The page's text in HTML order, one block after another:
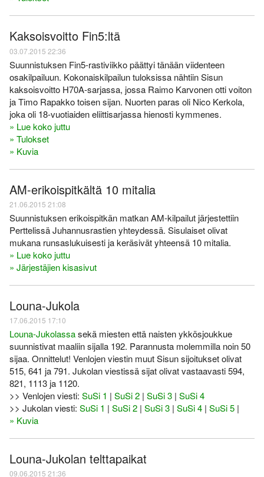
Kaksoisvoitto Fin5:ltä
03.07.2015 22:36
Suunnistuksen Fin5-rastiviikko päättyi tänään viidenteen
osakilpailuun. Kokonaiskilpailun tuloksissa nähtiin Sisun
kaksoisvoitto H70A-sarjassa, jossa Raimo Karvonen otti voiton
ja Timo Rapakko toisen sijan. Nuorten paras oli Nico Kerkola,
joka oli 18-vuotiaiden eliittisarjassa hienosti kymmenes.
» Lue koko juttu
» Tulokset
» Kuvia
AM-erikoispitkältä 10 mitalia
21.06.2015 21:08
Suunnistuksen erikoispitkän matkan AM-kilpailut järjestettiin
Perttelissä Juhannusrastien yhteydessä. Sisulaiset olivat
mukana runsaslukuisesti ja keräsivät yhteensä 10 mitalia.
» Lue koko juttu
» Järjestäjien kisasivut
Louna-Jukola
17.06.2015 17:10
Louna-Jukolassasekä miesten että naisten ykkösjoukkue
suunnistivat maaliin sijalla 192. Parannusta molemmilla noin 50
sijaa. Onnittelut! Venlojen viestin muut Sisun sijoitukset olivat
515, 641 ja 791. Jukolan viestissä sijat olivat vastaavasti 594,
821, 1113 ja 1120.
>> Venlojen viesti: SuSi 1 | SuSi 2 | SuSi 3 | SuSi 4
>> Jukolan viesti: SuSi 1 | SuSi 2 | SuSi 3 | SuSi 4 | SuSi 5 |
» Kuvia
Louna-Jukolan telttapaikat
09.06.2015 21:36